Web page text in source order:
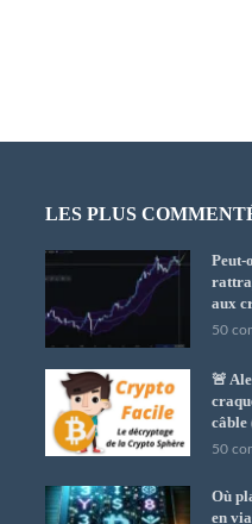
LES PLUS
Peut-
aux
50
🚨
câble
50
Où
en